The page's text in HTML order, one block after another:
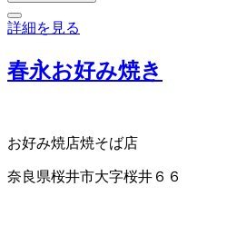
詳細を見る
春永お好み焼き
お好み焼店焼そば店
奈良県桜井市大字桜井６６